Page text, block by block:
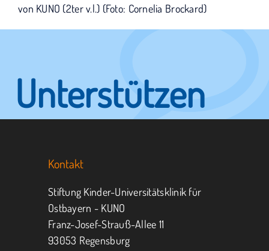
von KUNO (2ter v.l.) (Foto: Cornelia Brockard)
Unterstützen
Sie KUNO.
Jeder kann helfen.
MITMACHEN SPENDEN
Kontakt
Stiftung Kinder-Universitätsklinik für
Ostbayern - KUNO
Franz-Josef-Strauß-Allee 11
93053 Regensburg